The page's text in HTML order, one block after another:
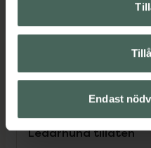
Endast
Service
Ledarhund tillåten